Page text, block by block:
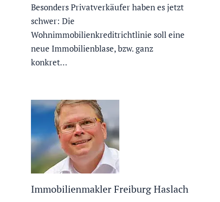
Besonders Privatverkäufer haben es jetzt
schwer: Die
Wohnimmobilienkreditrichtlinie soll eine
neue Immobilienblase, bzw. ganz
konkret…
Immobilienmakler Freiburg Haslach